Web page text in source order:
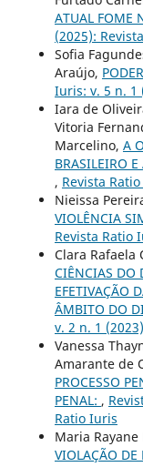
ATUAL FOME
(2025):
Sofia
Araújo,
Iuris: v. 5 n. 1
Iara de
Vitoria
Marcelino, A
BRASILEIRO
, Revista
Nieissa
VIOLÊNCIA
Revista Ratio
Clara Rafaela
CIÊNCIAS DO
EFETIVAÇÃO
ÂMBITO DO
v. 2 n. 1
Vanessa
Amarante de
PROCESSO
PENAL: ,
Ratio Iuris
Maria Rayane
VIOLAÇÃO